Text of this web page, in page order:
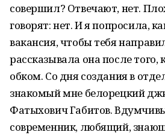
совершил? Отвечают, нет.
говорят: нет. И я попросила,
вакансия, чтобы тебя
рассказывала она после того,
обком. Со дня создания в
знакомый мне белорецкий
Фатыхович Габитов.
современник, любящий,